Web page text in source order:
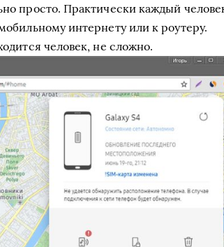
просто. Практически каждый
интернету или к роутеру.
человек, не сложно.